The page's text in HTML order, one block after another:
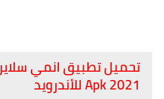
Apk 2021 للأندرويد